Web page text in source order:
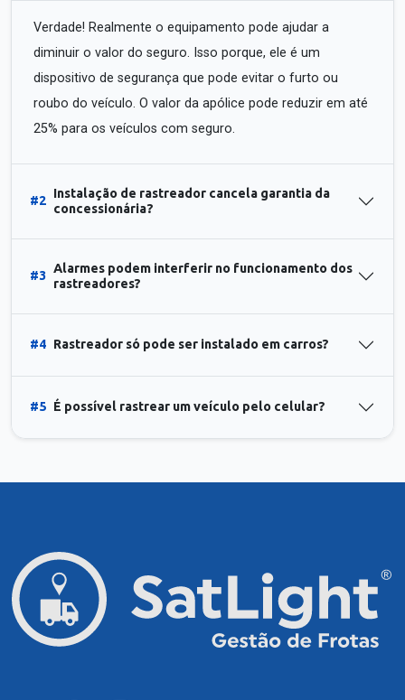
Verdade! Realmente o equipamento pode ajudar a
diminuir o valor do seguro. Isso porque, ele é um
dispositivo de segurança que pode evitar o furto ou
roubo do veículo. O valor da apólice pode reduzir em até
25% para os veículos com seguro.
#2
Instalação de rastreador cancela garantia da
concessionária?
#3
Alarmes podem interferir no funcionamento dos
rastreadores?
#4 Rastreador só pode ser instalado em carros?
#5 É possível rastrear um veículo pelo celular?